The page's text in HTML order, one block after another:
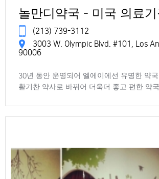
놀만디약국 - 미국 의료
(213) 739-3112
3003 W. Olympic Blvd. #101, Los
90006
30년 동안 운영되어 엘에이에선 유명한 약
활기찬 약사로 바뀌어 더욱더 좋고 편한 약국.